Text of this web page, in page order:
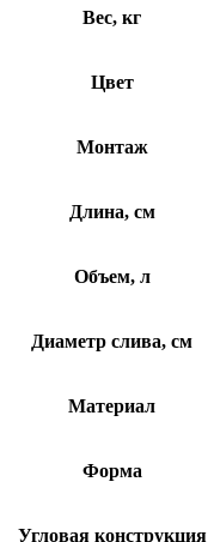
Вес, кг
Цвет
Монтаж
Длина, см
Объем, л
Диаметр слива, см
Материал
Форма
Угловая конструкция